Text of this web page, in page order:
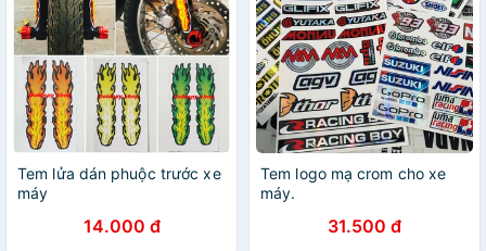
Tem lửa dán phuộc trước xe
máy
14.000 đ
Tem logo mạ crom cho xe
máy.
31.500 đ